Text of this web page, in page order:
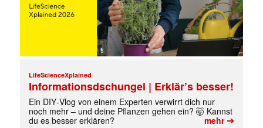
Mit dem |transkript-Newsletter
jede Woche aktuell informiert.
E-
Mail
LifeScienceXplained
Informationsdschungel | Erklär’s besser!
Ein DIY‑Vlog von einem Experten verwirrt dich nur
noch mehr – und deine Pflanzen gehen ein? 🤯 Kannst
du es besser erklären?
mehr➔